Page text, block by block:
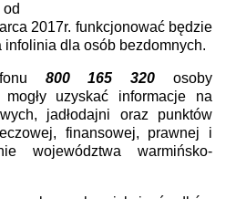
2017r. funkcjonować będzie
infolinia dla osób bezdomnych.
800 165 320 osoby
uzyskać informacje na
jadłodajni oraz punktów
finansowej, prawnej i
województwa warmińsko-